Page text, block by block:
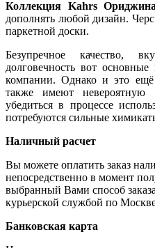
Коллекция Kahrs
дополнять любой дизайн.
паркетной доски.
Безупречное качество,
долговечность вот
компании. Однако и это
также имеют невероятную
убедиться в процессе
потребуются сильные
Наличный расчет
Вы можете оплатить заказ
непосредственно в момент
выбранный Вами способ
курьерской службой по
Банковская карта